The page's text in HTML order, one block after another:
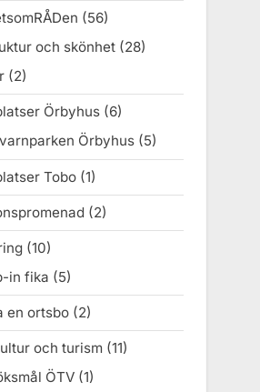
(56)
och skönhet(28)
(2)
Örbyhus(6)
Örbyhus (5)
Tobo(1)
(2)
(10)
in fika (5)
en ortsbo(2)
och turism(11)
ÖTV(1)